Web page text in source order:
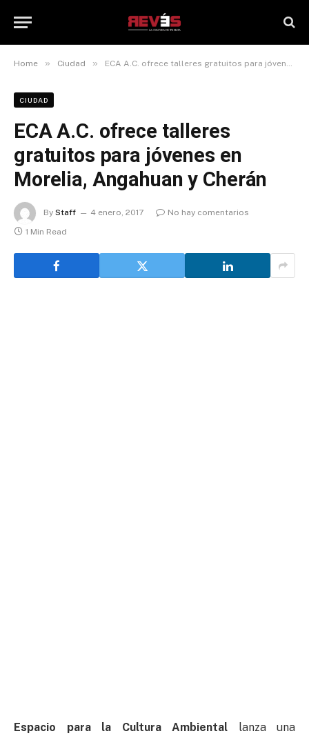
Home » Ciudad » ECA A.C. ofrece talleres gratuitos para jóvenes en Morelia, Angahuan y Cherán
CIUDAD
ECA A.C. ofrece talleres
gratuitos para jóvenes en
Morelia, Angahuan y Cherán
By Staff 4 enero, 2017
No hay comentarios
1 Min Read
Espacio para la Cultura Ambiental lanza una